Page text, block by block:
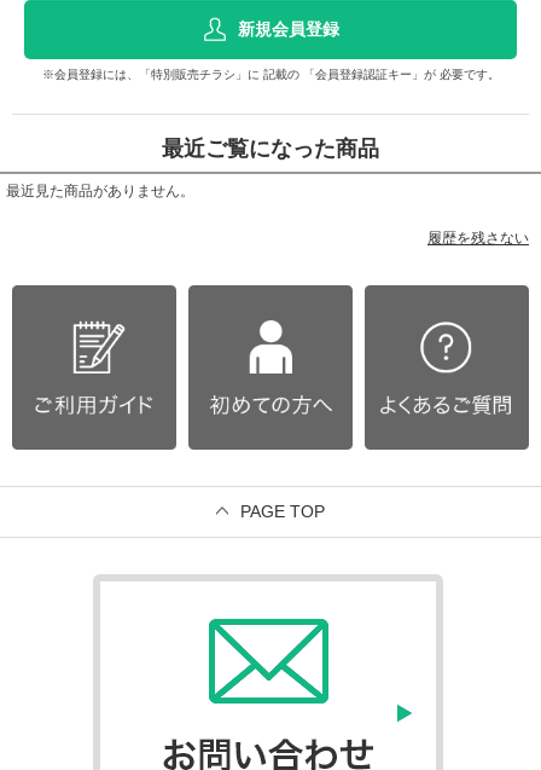
新規会員登録
※会員登録には、「特別販売チラシ」に 記載の 「会員登録認証キー」が 必要です。
最近ご覧になった商品
最近見た商品がありません。
履歴を残さない
PAGE TOP